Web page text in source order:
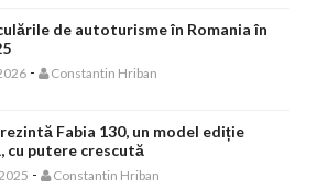
de autoturisme în Romania în
- Constantin Hriban
Fabia 130, un model ediție
cu putere crescută
- Constantin Hriban